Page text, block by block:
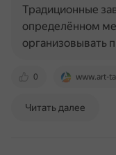
0 www.art-
Традиционные
определённом
организовывать
Читать далее